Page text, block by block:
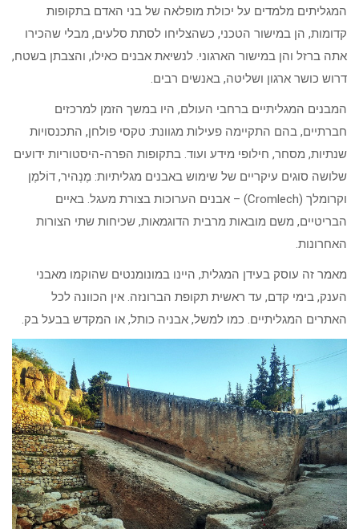
המגליתים מלמדים על יכולת מופלאה של בני האדם בתקופות
קדומות, הן במישור הטכני, כשהצליחו לסתת סלעים, מבלי שהכירו
אתה ברזל והן במישור הארגוני. לנשיאת אבנים כאילו, והצבתן בשטח,
דרוש כושר ארגון ושליטה, באנשים רבים.
המבנים המגליתיים ברחבי העולם, היו במשך הזמן למרכזים
חברתיים, בהם התקיימה פעילות מגוונת: טקסי פולחן, התכנסויות
שנתיות, מסחר, חילופי מידע ועוד. בתקופות הפרה-היסטוריות ידועים
שלושה סוגים עיקריים של שימוש באבנים מגליתיות: מֶנְהיר, דוֹלמֶן
וקרומלך (Cromlech) – אבנים הערוכות בצורת מעגל. באיים
הבריטיים, משם מובאות מרבית הדוגמאות, שכיחות שתי הצורות
האחרונות.
מאמר זה עוסק בעידן המגלית, היינו במונומנטים שהוקמו מאבני
הענק, בימי קדם, עד ראשית תקופת הברונזה. אין הכוונה לכל
האתרים המגליתיים. כמו למשל, אבניה כותל, או המקדש בבעל בק.